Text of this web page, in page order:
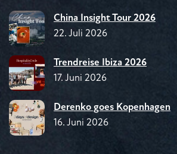
China Insight Tour 2026
22. Juli 2026
Trendreise Ibiza 2026
17. Juni 2026
Derenko goes Kopenhagen
16. Juni 2026